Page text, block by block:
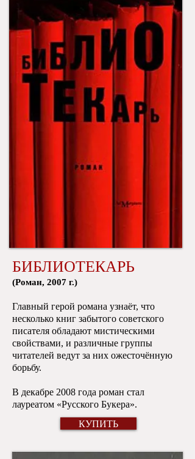
БИБЛИОТЕКАРЬ
​(Роман, 2007 г.)
Главный герой романа узнаёт, что
несколько книг забытого советского
писателя обладают мистическими
свойствами, и различные группы
читателей ведут за них ожесточённую
борьбу.
В декабре 2008 года роман стал
лауреатом «Русского Букера».
КУПИТЬ